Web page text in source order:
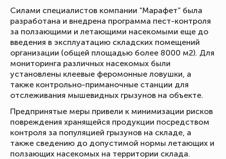
Силами специалистов компании “Марафет” была
разработана и внедрена программа пест-контроля
за ползающими и летающими насекомыми еще до
введения в эксплуатацию складских помещений
организации (общей площадью более 8000 м2). Для
мониторинга различных насекомых были
установлены клеевые феромонные ловушки, а
также контрольно-приманочные станции для
отслеживания мышевидных грызунов на объекте.
Предпринятые меры привели к минимизации рисков
повреждения хранящейся продукции посредством
контроля за популяцией грызунов на складе, а
также сведению до допустимой нормы летающих и
ползающих насекомых на территории склада.